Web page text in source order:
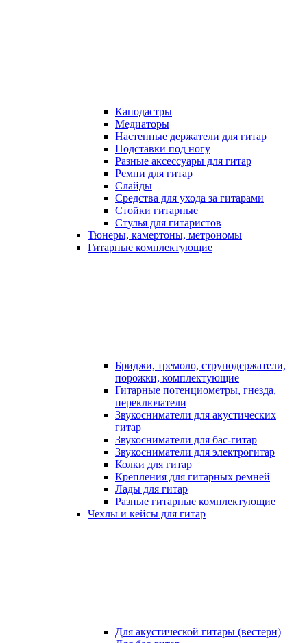
Каподастры
Медиаторы
Настенные держатели для гитар
Подставки под ногу
Разные аксессуары для гитар
Ремни для гитар
Слайды
Средства для ухода за гитарами
Стойки гитарные
Стулья для гитаристов
Тюнеры, камертоны, метрономы
Гитарные комплектующие
Бриджи, тремоло, струнодержатели,
порожки, комплектующие
Гитарные потенциометры, гнезда,
переключатели
Звукосниматели для акустических
гитар
Звукосниматели для бас-гитар
Звукосниматели для электрогитар
Колки для гитар
Крепления для гитарных ремней
Лады для гитар
Разные гитарные комплектующие
Чехлы и кейсы для гитар
Для акустической гитары (вестерн)